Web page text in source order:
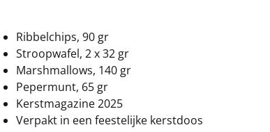
Ribbelchips, 90 gr
Stroopwafel, 2 x 32 gr
Marshmallows, 140 gr
Pepermunt, 65 gr
Kerstmagazine 2025
Verpakt in een feestelijke kerstdoos